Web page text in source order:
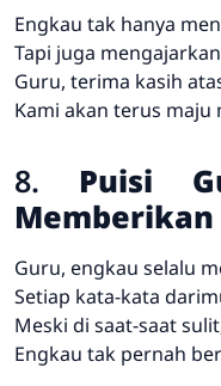
Engkau tak hanya
Tapi juga
Guru, terima kasih
Kami akan terus maju
8. Puisi
Guru, engkau selalu
Setiap kata-kata
Meski di saat-saat
Engkau tak pernah